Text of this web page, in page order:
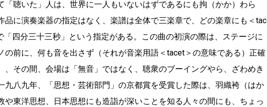
聴いた」人は、世界に一人もいないはずであるにも拘（かか）わら
に演奏楽器の指定はなく、楽譜は全体で三楽章で、どの楽章にも＜tac
四分三十三秒」という指定がある。この曲の初演の際は、ステージに
前に、何も音を出さず（それが音楽用語＜tacet＞の意味である）正確
その間、会場は「無音」ではなく、聴衆のブーイングやら、ざわめき
八九年、「思想・芸術部門」の京都賞を受賞した際は、羽織袴（はか
東洋思想、日本思想にも造詣が深いことを知る人々の間にも、ちょっ